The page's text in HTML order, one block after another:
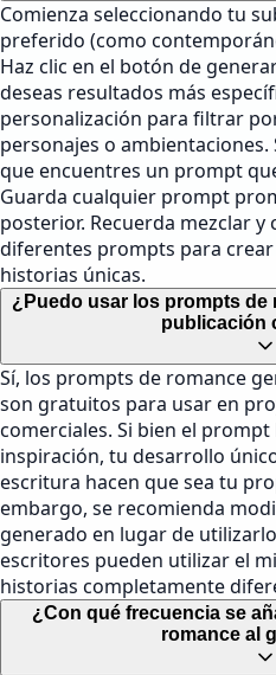
Comienza seleccionando tu
preferido (como
Haz clic en el botón de
deseas resultados más
personalización para filtrar
personajes o ambientaciones.
que encuentres un prompt
Guarda cualquier prompt
posterior. Recuerda mezclar
diferentes prompts para
historias únicas.
¿Puedo usar los prompts de
publicación
Sí, los prompts de romance
son gratuitos para usar en
comerciales. Si bien el
inspiración, tu desarrollo
escritura hacen que sea tu
embargo, se recomienda
generado en lugar de
escritores pueden utilizar el
historias completamente
¿Con qué frecuencia se
romance al